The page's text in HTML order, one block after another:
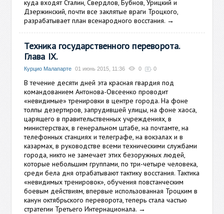
куда входят Сталин, Свердлов, Бубнов, Урицкий и
Дзержинский, почти все заклятые враги Троцкого,
разрабатывает план всенародного восстания. →
Техника государственного переворота.
Глава IX.
Курцио Малапарте 01 июнь 2015, 11:36 0 0
В течение десяти дней эта красная гвардия под
командованием Антонова-Овсеенко проводит
«невидимые» тренировки в центре города. На фоне
толпы дезертиров, запрудившей улицы, на фоне хаоса,
царящего в правительственных учреждениях, в
министерствах, в генеральном штабе, на почтамте, на
телефонных станциях и телеграфе, на вокзалах и в
казармах, в руководстве всеми техническими службами
города, никто не замечает этих безоружных людей,
которые небольшим группами, по три-четыре человека,
среди бела дня отрабатывают тактику восстания. Тактика
«невидимых тренировок», обучения повстанческим
боевым действиям, впервые использованная Троцким в
канун октябрьского переворота, теперь стала частью
стратегии Третьего Интернационала. →